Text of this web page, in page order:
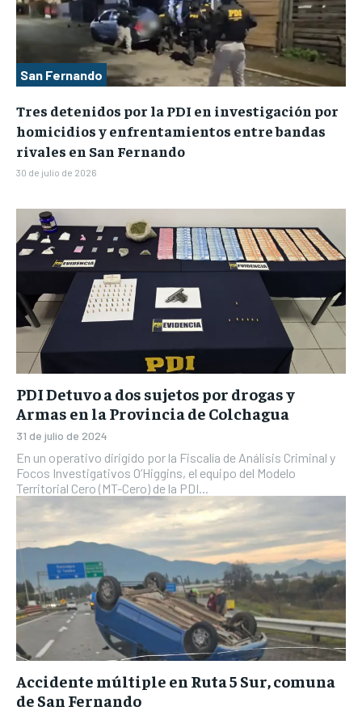
San Fernando
Tres detenidos por la PDI en investigación por
homicidios y enfrentamientos entre bandas
rivales en San Fernando
30 de julio de 2026
PDI Detuvo a dos sujetos por drogas y
Armas en la Provincia de Colchagua
31 de julio de 2024
En un operativo dirigido por la Fiscalía de Análisis Criminal y
Focos Investigativos O’Higgins, el equipo del Modelo
Territorial Cero (MT-Cero) de la PDI...
Accidente múltiple en Ruta 5 Sur, comuna
de San Fernando